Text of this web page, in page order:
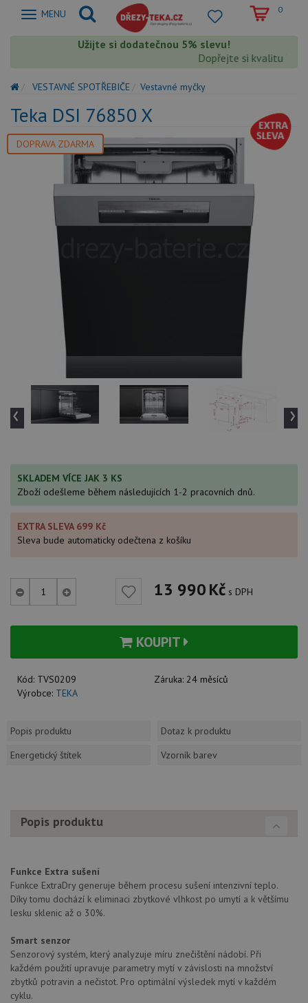
Zobrazit
MENU 0
Užijte si dodatečnou 5% slevu!
Dopřejte si kvalitu
VESTAVNÉ SPOTŘEBIČE Vestavné myčky
Teka DSI 76850 X
DOPRAVA ZDARMA
‹ ›
SKLADEM VÍCE JAK 3 KS
Zboží odešleme během následujících 1-2 pracovních dnů.
EXTRA SLEVA 699 Kč
Sleva bude automaticky odečtena z košíku
13 990Kč s DPH
KOUPIT
Kód: TVS0209 Záruka: 24 měsíců
Výrobce: TEKA
Popis produktu
Dotaz k produktu
Energetický štítek
Vzorník barev
Popis produktu
Funkce Extra sušení
Funkce ExtraDry generuje během procesu sušení intenzivní teplo.
Díky tomu dochází k eliminaci zbytkové vlhkost po umytí a k většímu
lesku sklenic až o 30%.
Smart senzor
Senzorový systém, který analyzuje míru znečištění nádobí. Při
každém použití upravuje parametry mytí v závislosti na množství
zbytků potravin a nečistot. Pro optimální výsledek mytí v každém
cyklu.